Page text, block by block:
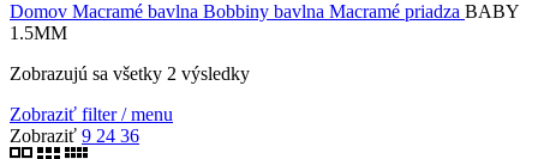
Domov Macramé bavlna Bobbiny bavlna Macramé priadza BABY
1.5MM
Zobrazujú sa všetky 2 výsledky
Zobraziť filter / menu
Zobraziť 9 24 36